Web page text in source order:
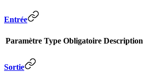
Entrée
Paramètre Type Obligatoire Description
Sortie